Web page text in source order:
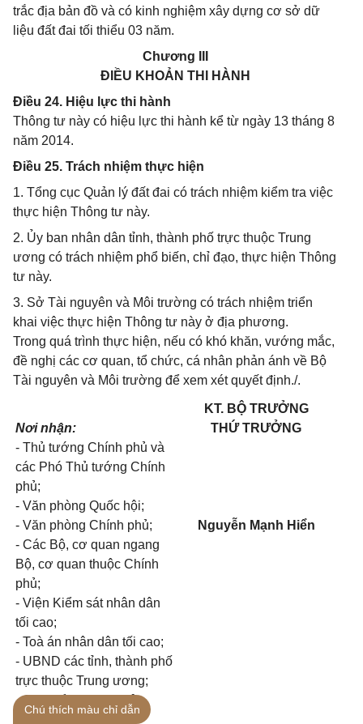
trắc địa bản đồ và có kinh nghiệm xây dựng cơ sở dữ
liệu đất đai tối thiểu 03 năm.
Chương III
ĐIỀU KHOẢN THI HÀNH
Điều 24. Hiệu lực thi hành
Thông tư này có hiệu lực thi hành kể từ ngày 13 tháng 8
năm 2014.
Điều 25. Trách nhiệm thực hiện
1. Tổng cục Quản lý đất đai có trách nhiệm kiểm tra việc
thực hiện Thông tư này.
2. Ủy ban nhân dân tỉnh, thành phố trực thuộc Trung
ương có trách nhiệm phổ biến, chỉ đạo, thực hiện Thông
tư này.
3. Sở Tài nguyên và Môi trường có trách nhiệm triển
khai việc thực hiện Thông tư này ở địa phương.
Trong quá trình thực hiện, nếu có khó khăn, vướng mắc,
đề nghị các cơ quan, tổ chức, cá nhân phản ánh về Bộ
Tài nguyên và Môi trường để xem xét quyết định./.
Nơi nhận:
- Thủ tướng Chính phủ và
các Phó Thủ tướng Chính
phủ;
- Văn phòng Quốc hội;
- Văn phòng Chính phủ;
- Các Bộ, cơ quan ngang
Bộ, cơ quan thuộc Chính
phủ;
- Viện Kiểm sát nhân dân
tối cao;
- Toà án nhân dân tối cao;
- UBND các tỉnh, thành phố
trực thuộc Trung ương;
- Cục kiểm tra văn bản
KT. BỘ TRƯỞNG
THỨ TRƯỞNG
Nguyễn Mạnh Hiển
Chú thích màu chỉ dẫn